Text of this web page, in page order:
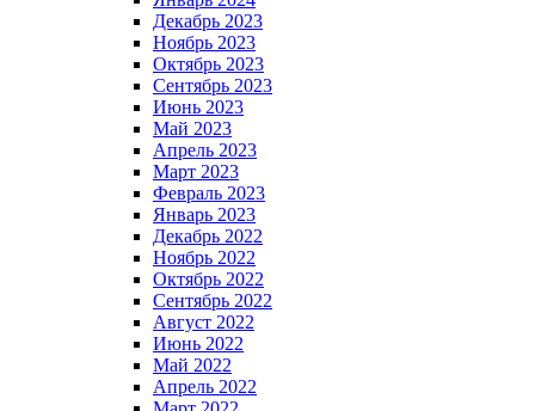
Декабрь 2023
Ноябрь 2023
Октябрь 2023
Сентябрь 2023
Июнь 2023
Май 2023
Апрель 2023
Март 2023
Февраль 2023
Январь 2023
Декабрь 2022
Ноябрь 2022
Октябрь 2022
Сентябрь 2022
Август 2022
Июнь 2022
Май 2022
Апрель 2022